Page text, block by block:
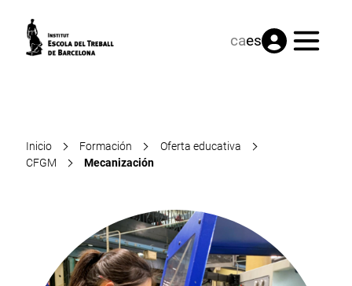
caes Menú
Inicio Formación
Oferta educativa
CFGM
Mecanización